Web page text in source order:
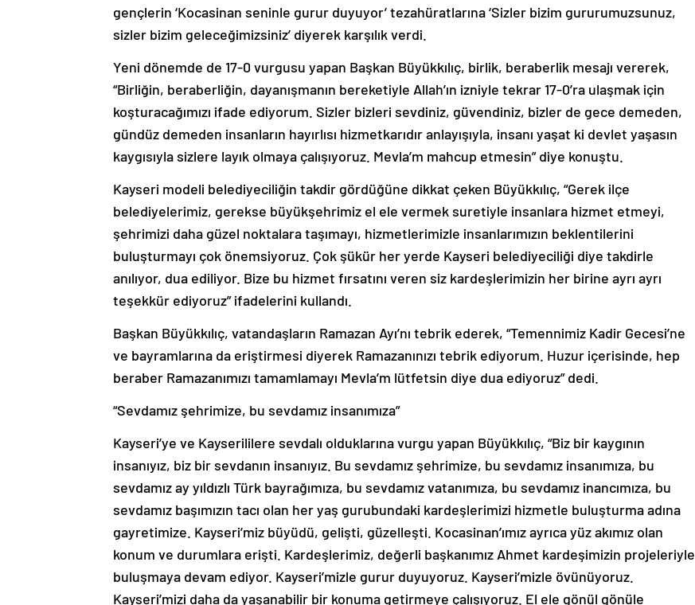
gençlerin ‘Kocasinan seninle gurur duyuyor’ tezahüratlarına ‘Sizler bizim gururumuzsunuz,
sizler bizim geleceğimizsiniz’ diyerek karşılık verdi.
Yeni dönemde de 17-0 vurgusu yapan Başkan Büyükkılıç, birlik, beraberlik mesajı vererek,
“Birliğin, beraberliğin, dayanışmanın bereketiyle Allah’ın izniyle tekrar 17-0’ra ulaşmak için
koşturacağımızı ifade ediyorum. Sizler bizleri sevdiniz, güvendiniz, bizler de gece demeden,
gündüz demeden insanların hayırlısı hizmetkarıdır anlayışıyla, insanı yaşat ki devlet yaşasın
kaygısıyla sizlere layık olmaya çalışıyoruz. Mevla’m mahcup etmesin” diye konuştu.
Kayseri modeli belediyeciliğin takdir gördüğüne dikkat çeken Büyükkılıç, “Gerek ilçe
belediyelerimiz, gerekse büyükşehrimiz el ele vermek suretiyle insanlara hizmet etmeyi,
şehrimizi daha güzel noktalara taşımayı, hizmetlerimizle insanlarımızın beklentilerini
buluşturmayı çok önemsiyoruz. Çok şükür her yerde Kayseri belediyeciliği diye takdirle
anılıyor, dua ediliyor. Bize bu hizmet fırsatını veren siz kardeşlerimizin her birine ayrı ayrı
teşekkür ediyoruz” ifadelerini kullandı.
Başkan Büyükkılıç, vatandaşların Ramazan Ayı’nı tebrik ederek, “Temennimiz Kadir Gecesi’ne
ve bayramlarına da eriştirmesi diyerek Ramazanınızı tebrik ediyorum. Huzur içerisinde, hep
beraber Ramazanımızı tamamlamayı Mevla’m lütfetsin diye dua ediyoruz” dedi.
“Sevdamız şehrimize, bu sevdamız insanımıza”
Kayseri’ye ve Kayserililere sevdalı olduklarına vurgu yapan Büyükkılıç, “Biz bir kaygının
insanıyız, biz bir sevdanın insanıyız. Bu sevdamız şehrimize, bu sevdamız insanımıza, bu
sevdamız ay yıldızlı Türk bayrağımıza, bu sevdamız vatanımıza, bu sevdamız inancımıza, bu
sevdamız başımızın tacı olan her yaş gurubundaki kardeşlerimizi hizmetle buluşturma adına
gayretimize. Kayseri’miz büyüdü, gelişti, güzelleşti. Kocasinan’ımız ayrıca yüz akımız olan
konum ve durumlara erişti. Kardeşlerimiz, değerli başkanımız Ahmet kardeşimizin projeleriyle
buluşmaya devam ediyor. Kayseri’mizle gurur duyuyoruz. Kayseri’mizle övünüyoruz.
Kayseri’mizi daha da yaşanabilir bir konuma getirmeye çalışıyoruz. El ele gönül gönüle